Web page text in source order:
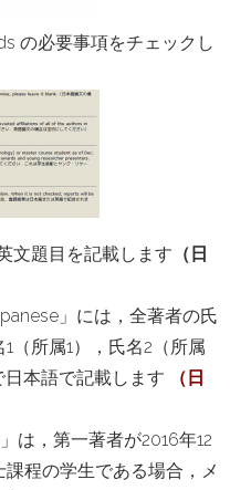
の必要事項をチェックし
文題目を記載します （日
」には，全著者の氏
（所属1），氏名2（所属
本語で記載します
（日
は，第一著者が2016年12
程の学生である場合，メ